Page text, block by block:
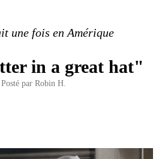
une fois en Amérique
in a great hat"
Posté par Robin H.